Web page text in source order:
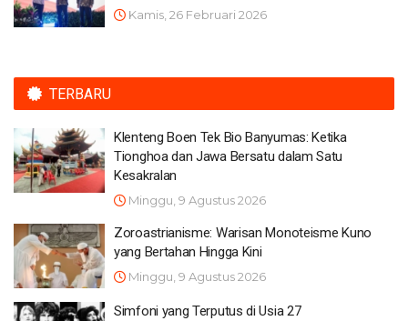
Kamis, 26 Februari 2026
TERBARU
Klenteng Boen Tek Bio Banyumas: Ketika
Tionghoa dan Jawa Bersatu dalam Satu
Kesakralan
Minggu, 9 Agustus 2026
Zoroastrianisme: Warisan Monoteisme Kuno
yang Bertahan Hingga Kini
Minggu, 9 Agustus 2026
Simfoni yang Terputus di Usia 27